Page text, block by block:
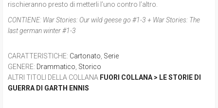
rischieranno presto di metterli l’uno contro l’altro.
CONTIENE: War Stories: Our wild geese go #1-3 + War Stories: The
last german winter #1-3
CARATTERISTICHE: Cartonato Serie
GENERE: Drammatico Storico
ALTRI TITOLI DELLA COLLANA FUORI COLLANA > LE STORIE DI
GUERRA DI GARTH ENNIS